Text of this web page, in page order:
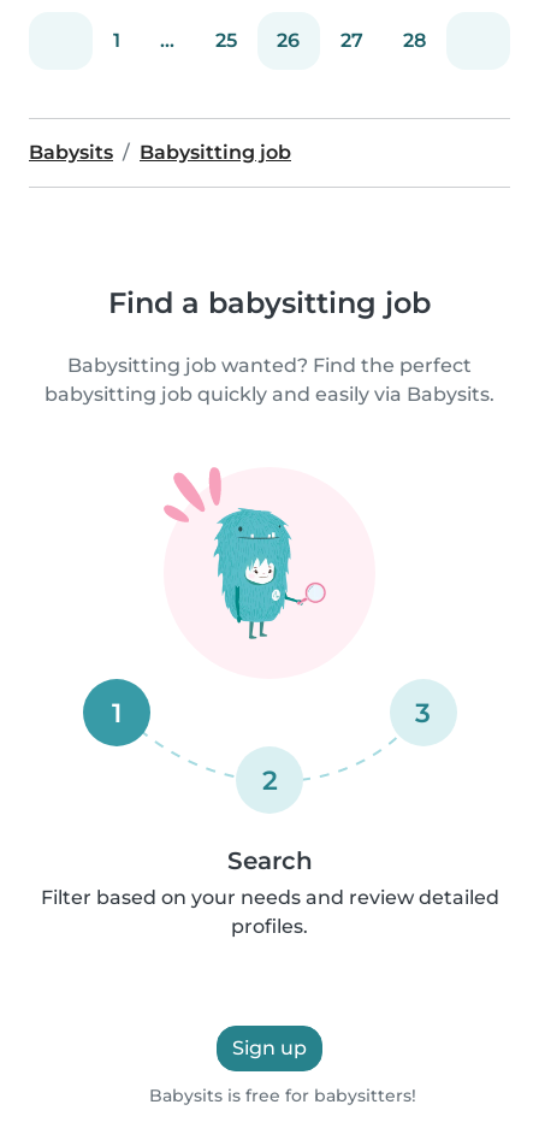
1 ... 25 26 27 28
Babysits Babysitting job
Find a babysitting job
Babysitting job wanted? Find the perfect
babysitting job quickly and easily via Babysits.
1
2
3
Search
Filter based on your needs and review detailed
profiles.
Sign up
Babysits is free for babysitters!